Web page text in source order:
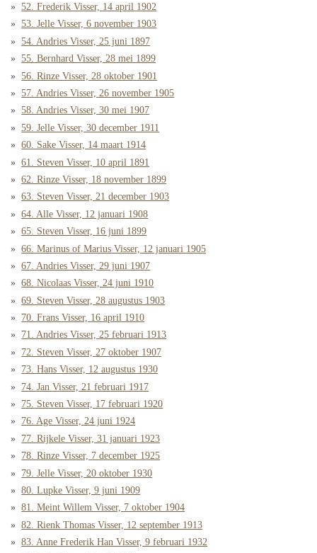
52. Frederik Visser, 14 april 1902
53. Jelle Visser, 6 november 1903
54. Andries Visser, 25 juni 1897
55. Bernhard Visser, 28 mei 1899
56. Rinze Visser, 28 oktober 1901
57. Andries Visser, 26 november 1905
58. Andries Visser, 30 mei 1907
59. Jelle Visser, 30 december 1911
60. Sake Visser, 14 maart 1914
61. Steven Visser, 10 april 1891
62. Rinze Visser, 18 november 1899
63. Steven Visser, 21 december 1903
64. Alle Visser, 12 januari 1908
65. Steven Visser, 16 juni 1899
66. Marinus of Marius Visser, 12 januari 1905
67. Andries Visser, 29 juni 1907
68. Nicolaas Visser, 24 juni 1910
69. Steven Visser, 28 augustus 1903
70. Frans Visser, 16 april 1910
71. Andries Visser, 25 februari 1913
72. Steven Visser, 27 oktober 1907
73. Hans Visser, 12 augustus 1930
74. Jan Visser, 21 februari 1917
75. Steven Visser, 17 februari 1920
76. Age Visser, 24 juni 1924
77. Rijkele Visser, 31 januari 1923
78. Rinze Visser, 7 december 1925
79. Jelle Visser, 20 oktober 1930
80. Lupke Visser, 9 juni 1909
81. Meint Willem Visser, 7 oktober 1904
82. Rienk Thomas Visser, 12 september 1913
83. Anne Frederik Han Visser, 9 februari 1932